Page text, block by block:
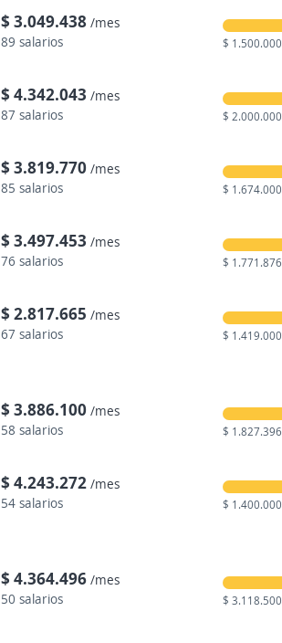
$ 3.049.438 /mes
89 salarios
$ 1.500.000
$ 4.342.043 /mes
87 salarios
$ 2.000.000
$ 3.819.770 /mes
85 salarios
$ 1.674.000
$ 3.497.453 /mes
76 salarios
$ 1.771.876
$ 2.817.665 /mes
67 salarios
$ 1.419.000
$ 3.886.100 /mes
58 salarios
$ 1.827.396
$ 4.243.272 /mes
54 salarios
$ 1.400.000
$ 4.364.496 /mes
50 salarios
$ 3.118.500